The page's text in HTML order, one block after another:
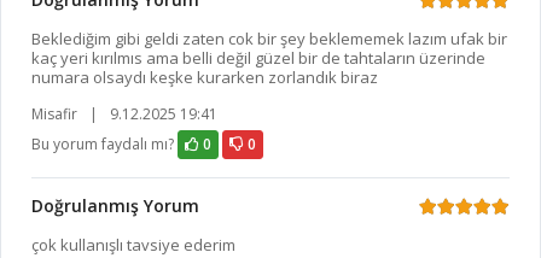
Beklediğim gibi geldi zaten cok bir şey beklememek lazım ufak bir
kaç yeri kırılmıs ama belli değil güzel bir de tahtaların üzerinde
numara olsaydı keşke kurarken zorlandık biraz
Misafir |
9.12.2025 19:41
Bu yorum faydalı mı?
0 0
Doğrulanmış Yorum
çok kullanışlı tavsiye ederim